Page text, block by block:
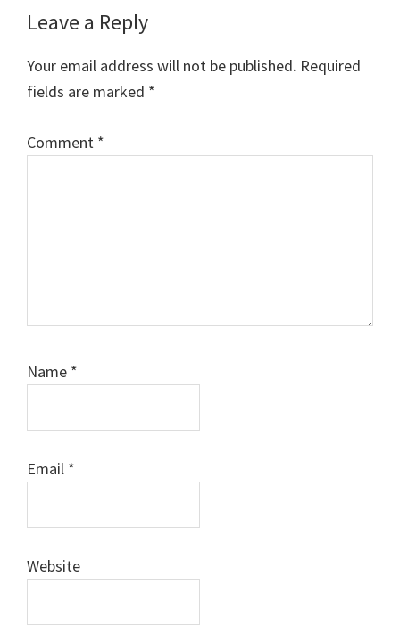
Reader
Interactions
Leave a Reply
Your email address will not be published. Required
fields are marked *
Comment *
Name *
Email *
Website